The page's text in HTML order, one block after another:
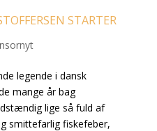
STARTER
legende i dansk
mange år bag
lige så fuld af
smittefarlig fiskefeber,